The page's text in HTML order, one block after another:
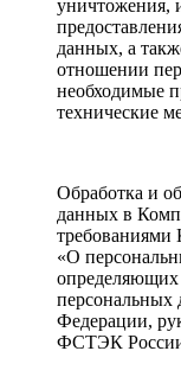
уничтожения,
данных, а
отношении
необходимые
технические
Обработка и
данных в
требованиями
«О
определяющих
персональных
Федерации,
ФСТЭК